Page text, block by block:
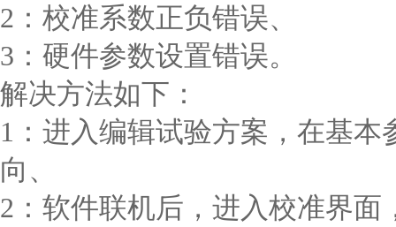
2：校准系数正负错误、
3：硬件参数设置错误。
解决方法如下：
1：进入编辑试验方案，在基
向、
2：软件联机后，进入校准界